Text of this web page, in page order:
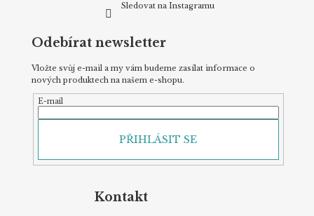
Sledovat na Instagramu
Odebírat newsletter
Vložte svůj e-mail a my vám budeme zasílat informace o
nových produktech na našem e-shopu.
E-mail
PŘIHLÁSIT SE
Kontakt